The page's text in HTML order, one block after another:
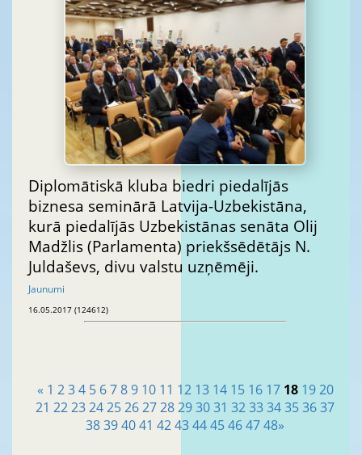
Diplomātiskā kluba biedri piedalījās
biznesa seminārā Latvija-Uzbekistāna,
kurā piedalījās Uzbekistānas senāta Olij
Madžlis (Parlamenta) priekšsēdētājs N.
Juldaševs, divu valstu uzņēmēji.
Jaunumi
16.05.2017 (124612)
« 1 2 3 4 5 6 7 8 9 10 11 12 13 14 15 16 17 18 19 20
21 22232425262728293031 323334353637
38394041 42434445464748»